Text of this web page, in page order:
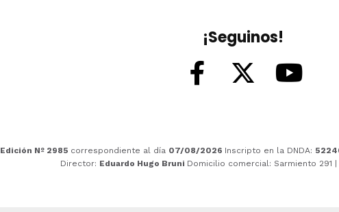
¡Seguinos!
Edición Nº 2985 correspondiente al día 07/08/2026 Inscripto en la DNDA:
Director: Eduardo Hugo Bruni Domicilio comercial: Sarmiento 291